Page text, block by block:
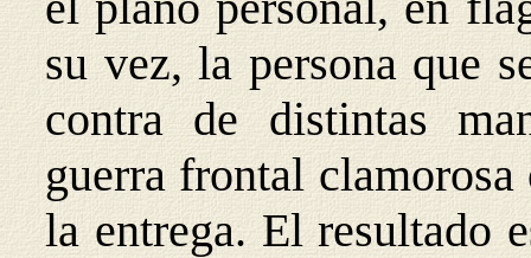
su vez, la persona que
contra de distintas
guerra frontal
la entrega. El resultado